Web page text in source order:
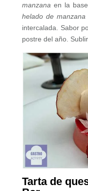
manzana en la
helado de manzana
intercalada. Sabor
postre del año.
Tarta de